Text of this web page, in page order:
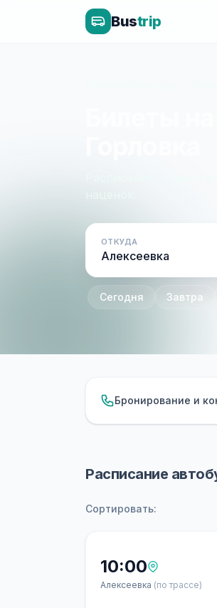
Bustrip
ОТКУДА
Сегодня Завтра
Бронирование и
Расписание
Сортировать:
10:00
Алексеевка (по трассе)